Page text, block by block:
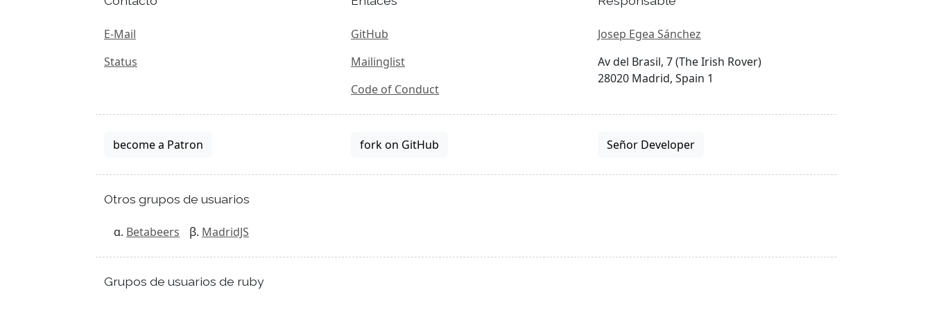
E-Mail
Status
GitHub
Mailinglist
Code of Conduct
Josep Egea Sánchez
Av del Brasil, 7 (The Irish Rover)
28020 Madrid, Spain 1
become a Patron fork on GitHub Señor Developer
Otros grupos de usuarios
Betabeers MadridJS
Grupos de usuarios de ruby